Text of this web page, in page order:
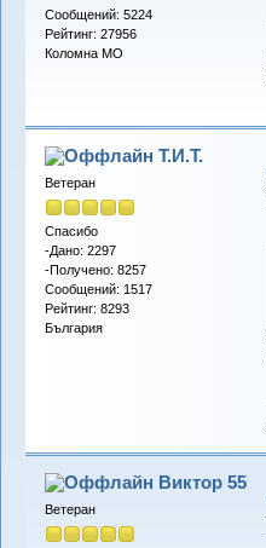
Сообщений: 5224
Рейтинг: 27956
Коломна МО
Т.И.Т.
Ветеран
Спасибо
-Дано: 2297
-Получено: 8257
Сообщений: 1517
Рейтинг: 8293
България
Виктор 55
Ветеран